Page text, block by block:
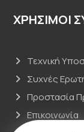
ΧΡΗΣΙΜΟΙ
Τεχνική
Συχνές
Προστασία
Επικοινωνία